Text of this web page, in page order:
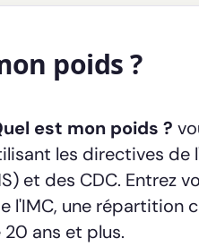
poids ?
est mon poids ?
les directives de
et des CDC.
l'IMC, une répartition
ans et plus.